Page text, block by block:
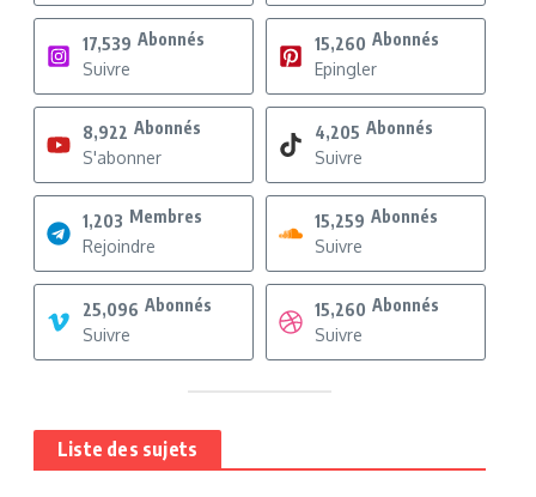
17,539 Abonnés
Suivre
15,260 Abonnés
Epingler
8,922 Abonnés
S'abonner
4,205 Abonnés
Suivre
1,203 Membres
Rejoindre
15,259 Abonnés
Suivre
25,096 Abonnés
Suivre
15,260 Abonnés
Suivre
Liste des sujets